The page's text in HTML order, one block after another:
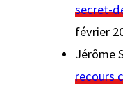
secret-
février
Jérôme
recours